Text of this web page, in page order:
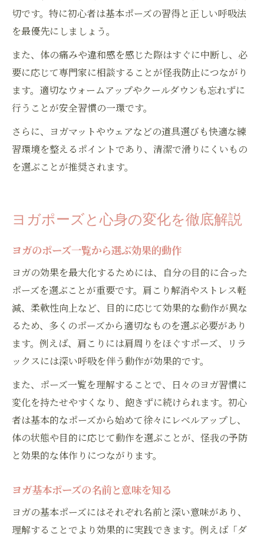
切です。特に初心者は基本ポーズの習得と正しい呼吸法
を最優先にしましょう。
また、体の痛みや違和感を感じた際はすぐに中断し、必
要に応じて専門家に相談することが怪我防止につながり
ます。適切なウォームアップやクールダウンも忘れずに
行うことが安全習慣の一環です。
さらに、ヨガマットやウェアなどの道具選びも快適な練
習環境を整えるポイントであり、清潔で滑りにくいもの
を選ぶことが推奨されます。
ヨガポーズと心身の変化を徹底解説
ヨガのポーズ一覧から選ぶ効果的動作
ヨガの効果を最大化するためには、自分の目的に合った
ポーズを選ぶことが重要です。肩こり解消やストレス軽
減、柔軟性向上など、目的に応じて効果的な動作が異な
るため、多くのポーズから適切なものを選ぶ必要があり
ます。例えば、肩こりには肩周りをほぐすポーズ、リラ
ックスには深い呼吸を伴う動作が効果的です。
また、ポーズ一覧を理解することで、日々のヨガ習慣に
変化を持たせやすくなり、飽きずに続けられます。初心
者は基本的なポーズから始めて徐々にレベルアップし、
体の状態や目的に応じて動作を選ぶことが、怪我の予防
と効果的な体作りにつながります。
ヨガ基本ポーズの名前と意味を知る
ヨガの基本ポーズにはそれぞれ名前と深い意味があり、
理解することでより効果的に実践できます。例えば「ダ